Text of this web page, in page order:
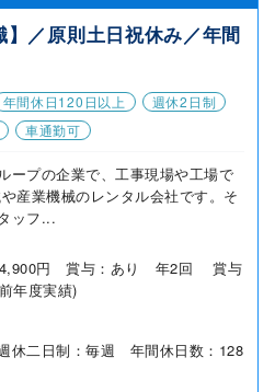
／原則土日祝休み／年間
年間休日120日以上
週休2日制
車通勤可
ープの企業で、工事現場や工場で
産業機械のレンタル会社です。そ
ッフ...
円 賞与：あり 年2回 賞与
年度実績)
休二日制：毎週 年間休日数：128